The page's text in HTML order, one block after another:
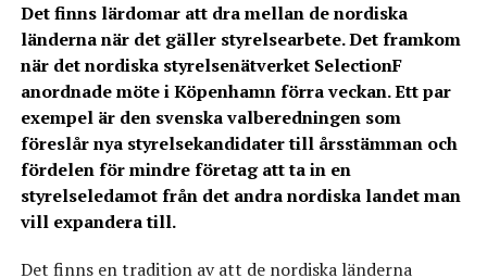
Det finns lärdomar att dra mellan de nordiska
länderna när det gäller styrelsearbete. Det framkom
när det nordiska styrelsenätverket SelectionF
anordnade möte i Köpenhamn förra veckan. Ett par
exempel är den svenska valberedningen som
föreslår nya styrelsekandidater till årsstämman och
fördelen för mindre företag att ta in en
styrelseledamot från det andra nordiska landet man
vill expandera till.
Det finns en tradition av att de nordiska länderna